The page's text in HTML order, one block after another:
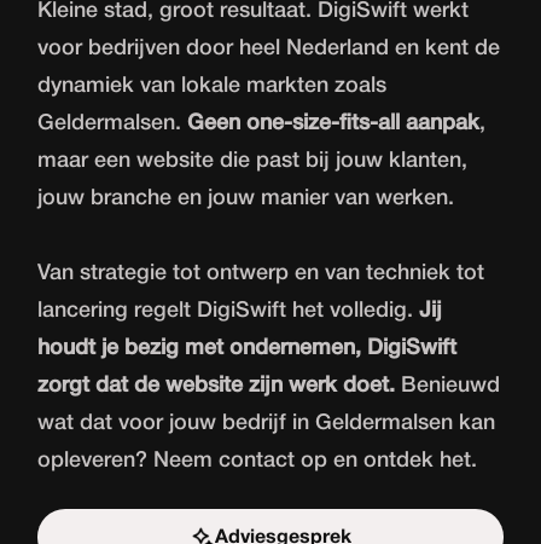
Kleine stad, groot resultaat. DigiSwift werkt
voor bedrijven door heel Nederland en kent de
dynamiek van lokale markten zoals
Geldermalsen.Geen one-size-fits-all aanpak,
maar een website die past bij jouw klanten,
jouw branche en jouw manier van werken.
Van strategie tot ontwerp en van techniek tot
lancering regelt DigiSwift het volledig.Jij
houdt je bezig met ondernemen, DigiSwift
zorgt dat de website zijn werk doet. Benieuwd
wat dat voor jouw bedrijf in Geldermalsen kan
opleveren? Neem contact op en ontdek het.
Adviesgesprek